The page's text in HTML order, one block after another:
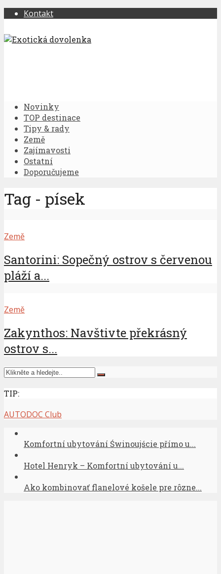
Kontakt
Novinky
TOP destinace
Tipy & rady
Země
Zajímavosti
Ostatní
Doporučujeme
Tag - písek
Země
Santorini: Sopečný ostrov s červenou
pláží a...
Země
Zakynthos: Navštivte překrásný
ostrov s...
TIP:
AUTODOC Club
Komfortní ubytování Świnoujście přímo u...
Hotel Henryk – Komfortní ubytování u...
Ako kombinovať flanelové košele pre rôzne...